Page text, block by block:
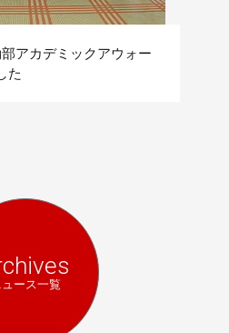
アカデミックアウォー
た
ュース一覧